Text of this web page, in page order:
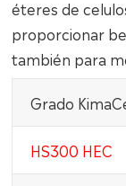
éteres de
proporcionar
también para
Grado
HS300 HEC